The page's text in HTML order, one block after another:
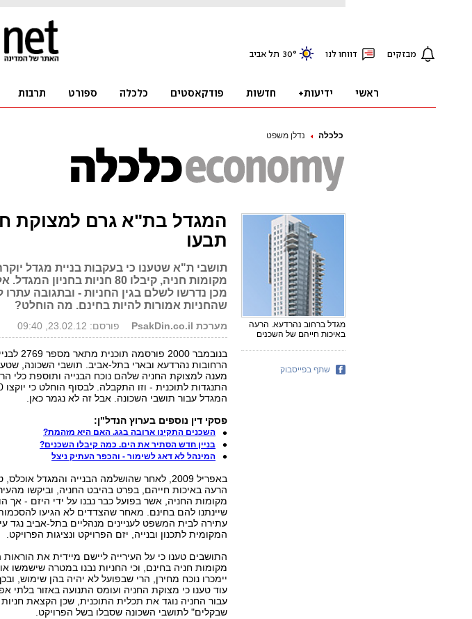
כלכלה נדלן משפט
המגדל בת"א גרם למצוקת
תבעו
תושבי ת"א שטענו כי בעקבות בניית מגדל
מקומות חניה, קיבלו 80 חניות
מכן נדרשו לשלם בגין החניות - ובתגובה
שהחניות אמורות להיות בחינם. מה הוחלט?
מערכת PsakDin.co.il פורסם: 23.02.12, 09:40
בנובמבר
הרחובות נהרדעא ובארי בתל-אביב. תושבי השכונה,
מענה למצוקת החניה שלהם נוכח הבנייה ותוספת כלי
המגדל עבור תושבי השכונה. אבל זה לא נגמר כאן.
פסקי דין נוספים בערוץ הנדל"ן:
השכנים התקינו ארובה בגג. האם היא מזהמת?
בניין חדש הסתיר את הים. כמה קיבלו השכנים?
המינהל לא דאג לשימור - והכפר העתיק ניצל
באפריל 2009, לאחר שהושלמה הבנייה והמגדל
הרעה באיכות חייהם, בפרט בהיבט החניה, וביקשו
מקומות החניה, אשר בפועל כבר נבנו על ידי היזם - אך
שיינתנו להם בחינם. מאחר שהצדדים לא הגיעו להסכמות
עתירה לבית המשפט לעניינים מנהליים בתל-אביב נגד
המקומית לתכנון ובנייה, יזם הפרויקט ונציגות הפרויקט.
מקומות חניה בחינם, וכי החניות נבנו במטרה שישמשו
יימכרו נוכח מחירן, הרי שבפועל לא יהיה בהן שימוש,
עוד טענו כי מצוקת החניה ועומס התנועה באזור בלתי
עבור החניה נוגד את תכלית התוכנית, שכן הקצאת
שבקלים" לתושבי השכונה שסבלו בשל הפרויקט.
מגדל ברחוב נהרדעא. הרעה
באיכות חייהם של השכנים
שתף בפייסבוק